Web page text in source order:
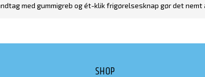
med gummigreb og ét-klik frigørelsesknap gør det
SHOP